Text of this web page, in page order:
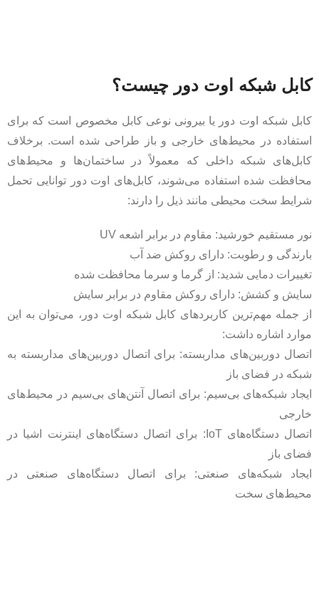
کابل شبکه اوت دور چیست؟
کابل شبکه اوت دور یا بیرونی نوعی کابل مخصوص است که برای
استفاده در محیط‌های خارجی و باز طراحی شده است. برخلاف
کابل‌های شبکه داخلی که معمولاً در ساختمان‌ها و محیط‌های
محافظت شده استفاده می‌شوند، کابل‌های اوت دور توانایی تحمل
شرایط سخت محیطی مانند ذیل را دارند:
نور مستقیم خورشید: مقاوم در برابر اشعه UV
بارندگی و رطوبت: دارای روکش ضد آب
تغییرات دمایی شدید: از گرما و سرما محافظت شده
سایش و کشش: دارای روکش مقاوم در برابر سایش
از جمله مهم‌ترین کاربردهای کابل شبکه اوت دور، می‌توان به این
موارد اشاره داشت:
اتصال دوربین‌های مداربسته: برای اتصال دوربین‌های مداربسته به
شبکه در فضای باز
ایجاد شبکه‌های بی‌سیم: برای اتصال آنتن‌های بی‌سیم در محیط‌های
خارجی
اتصال دستگاه‌های IoT: برای اتصال دستگاه‌های اینترنت اشیا در
فضای باز
ایجاد شبکه‌های صنعتی: برای اتصال دستگاه‌های صنعتی در
محیط‌های سخت